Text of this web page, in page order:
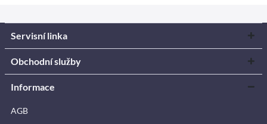
Servisní linka
Obchodní služby
Informace
AGB